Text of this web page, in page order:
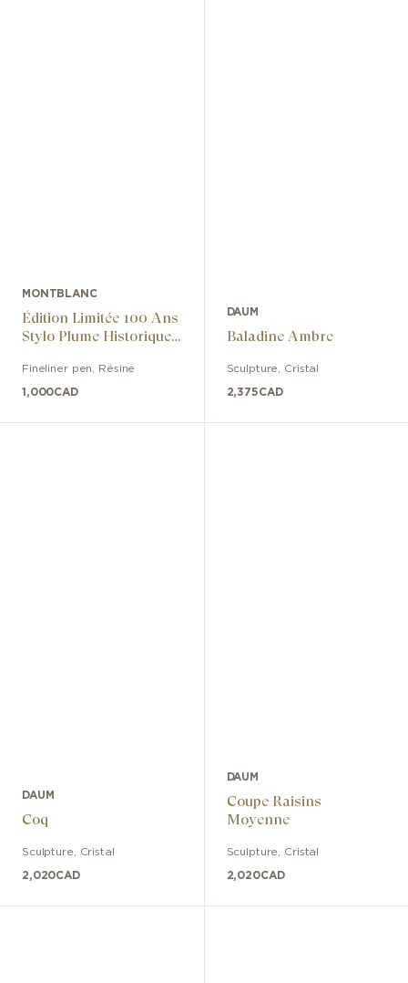
MONTBLANC
Édition Limitée 100 Ans
Stylo Plume Historique
Fineliner pen Résine
1,000CAD
DAUM
Baladine Ambre
Sculpture Cristal
2,375CAD
DAUM
Coq
Sculpture Cristal
2,020CAD
DAUM
Coupe Raisins
Moyenne
Sculpture Cristal
2,020CAD